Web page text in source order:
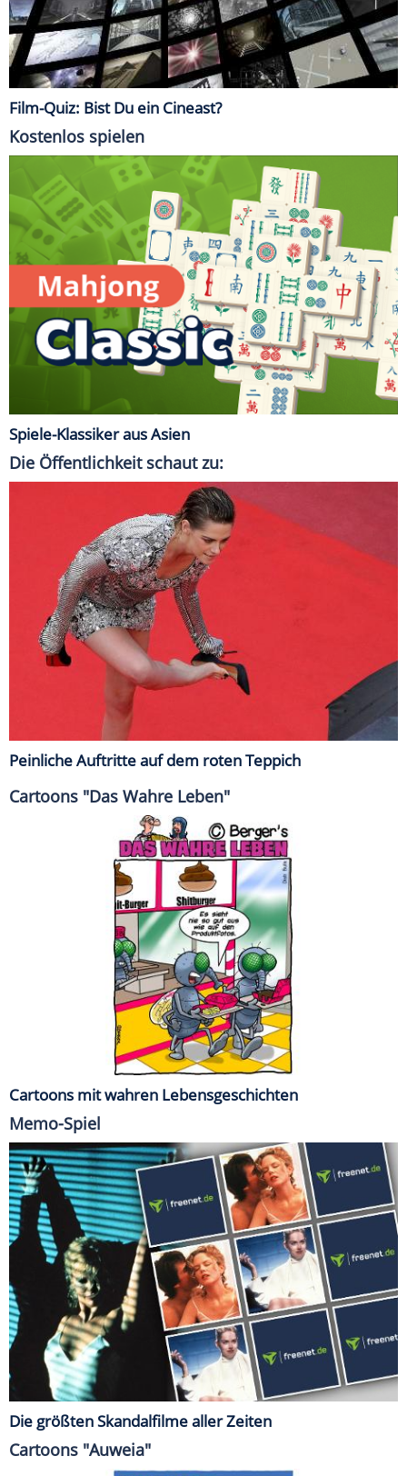
Film-Quiz: Bist Du ein Cineast?
Kostenlos spielen
Spiele-Klassiker aus Asien
Die Öffentlichkeit schaut zu:
Peinliche Auftritte auf dem roten Teppich
Cartoons "Das Wahre Leben"
Cartoons mit wahren Lebensgeschichten
Memo-Spiel
Die größten Skandalfilme aller Zeiten
Cartoons "Auweia"